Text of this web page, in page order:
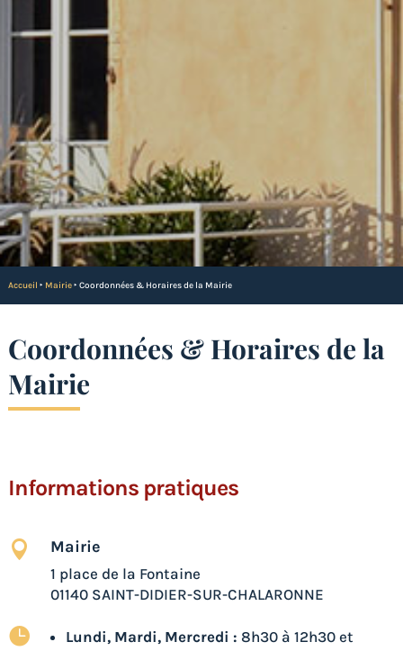
Accueil ‣ Mairie‣ Coordonnées & Horaires de la Mairie
Coordonnées & Horaires de la
Mairie
Informations pratiques
 Mairie
1 place de la Fontaine
01140 SAINT-DIDIER-SUR-CHALARONNE
 Lundi, Mardi, Mercredi : 8h30 à 12h30 et